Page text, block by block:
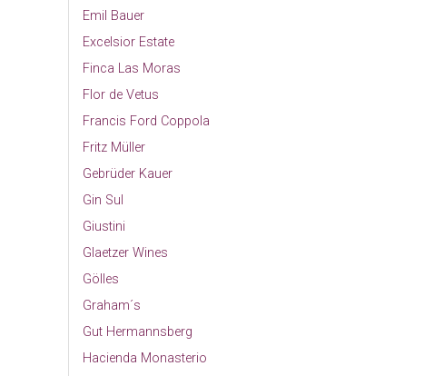
Emil Bauer
Excelsior Estate
Finca Las Moras
Flor de Vetus
Francis Ford Coppola
Fritz Müller
Gebrüder Kauer
Gin Sul
Giustini
Glaetzer Wines
Gölles
Graham´s
Gut Hermannsberg
Hacienda Monasterio